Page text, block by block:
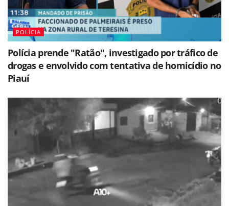
POLÍCIA
Polícia prende "Ratão", investigado por tráfico de
drogas e envolvido com tentativa de homicídio no
Piauí